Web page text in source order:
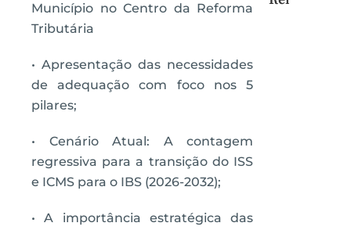
Município no Centro da Reforma
Tributária
• Apresentação das necessidades
de adequação com foco nos 5
pilares;
• Cenário Atual: A contagem
regressiva para a transição do ISS
e ICMS para o IBS (2026-2032);
• A importância estratégica das